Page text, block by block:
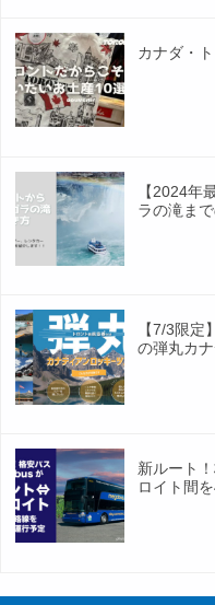
カナダ・
【2024年
ラの滝ま
【7/3限
の弾丸カ
新ルート
ロイト間